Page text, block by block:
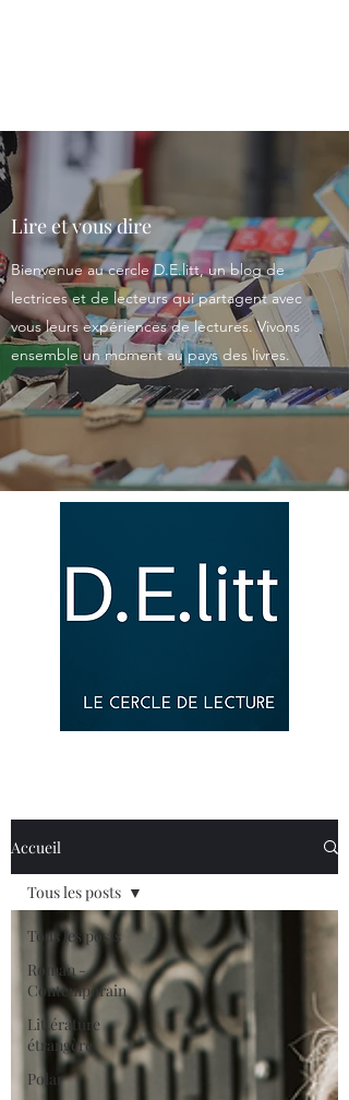
Lire et vous dire
Bienvenue au cercle D.E.litt, un blog de
lectrices et de lecteurs qui partagent avec
vous leurs expériences de lectures. Vivons
ensemble un moment au pays des livres.
Accueil
Tous les posts
Roman -
Contemporain
Littérature
étrangère
Polar
Tous les posts